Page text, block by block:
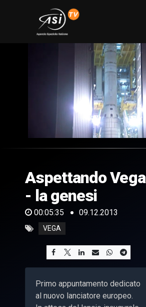
of
35
seconds
Aspettando Vega
- la genesi
00:05:35 09.12.2013
VEGA
Primo appuntamento dedicato
al nuovo lanciatore europeo.